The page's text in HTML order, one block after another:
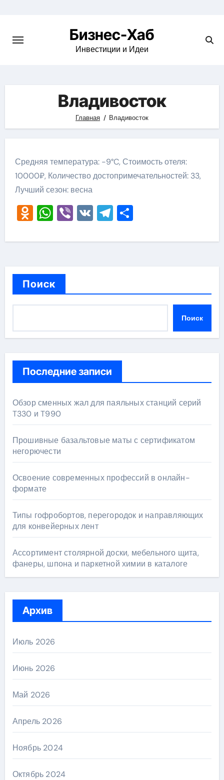
content
Бизнес-Хаб
Инвестиции и Идеи
Владивосток
Главная Владивосток
Средняя температура: -9°C, Стоимость отеля:
10000₽, Количество достопримечательностей: 33,
Лучший сезон: весна
Odnoklassniki
WhatsApp
Viber
VKTelegram
Отправить
Поиск
Поиск
Последние записи
Обзор сменных жал для паяльных станций серий
T330 и T990
Прошивные базальтовые маты с сертификатом
негорючести
Освоение современных профессий в онлайн-
формате
Типы гофробортов, перегородок и направляющих
для конвейерных лент
Ассортимент столярной доски, мебельного щита,
фанеры, шпона и паркетной химии в каталоге
Архив
Июль 2026
Июнь 2026
Май 2026
Апрель 2026
Ноябрь 2024
Октябрь 2024